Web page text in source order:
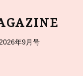
2026年9月号